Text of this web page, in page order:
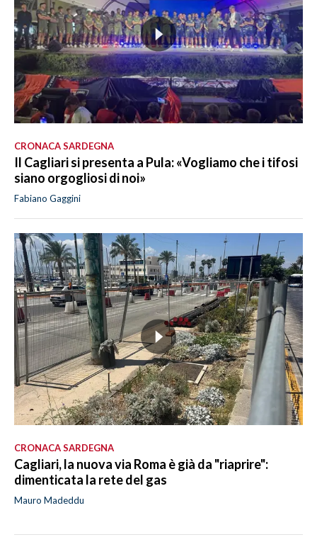
CRONACA SARDEGNA
Il Cagliari si presenta a Pula: «Vogliamo che i tifosi
siano orgogliosi di noi»
Fabiano Gaggini
CRONACA SARDEGNA
Cagliari, la nuova via Roma è già da "riaprire":
dimenticata la rete del gas
Mauro Madeddu